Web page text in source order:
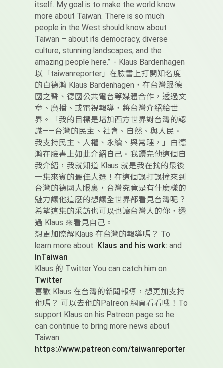
itself. My goal is to make the world know
more about Taiwan. There is so much
people in the West should know about
Taiwan – about its democracy, diverse
culture, stunning landscapes, and the
amazing people here.” - Klaus Bardenhagen
以「taiwanreporter」在臉書上打開知名度
的白德瀚 Klaus Bardenhagen，在台灣跟德
國之聲、德國公共電台等媒體合作，透過文
章、廣播、或電視報導，將台灣介紹給世
界。「我的目標是增加西方世界對台灣的認
識——台灣的民主、社會、自然、與人民。
我支持民主、人權、永續、與常理，」白德
瀚在臉書上如此介紹自己。我讀完他這個自
我介紹，我就知道 Klaus 就是我在找的最後
一集來賓的最佳人選！在這個誤打誤撞來到
台灣的德國人眼裏，台灣究竟是有什麽樣的
魅力讓他這麽的想讓全世界都看見台灣呢？
希望這集的采訪也可以也讓台灣人的你，透
過 Klaus 來看見自己。
想更加瞭解Klaus 在台灣的報導嗎？ To
learn more about
Klaus and his work: and
InTaiwan
Klaus 的 Twitter You can catch him on
Twitter
喜歡 Klaus 在台灣的新聞報導，想更加支持
他嗎？ 可以去他的Patreon 網頁看看哦！To
support Klaus on his Patreon page so he
can continue to bring more news about
Taiwan
https://www.patreon.com/taiwanreporter